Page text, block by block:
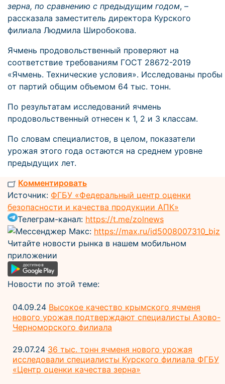
зерна, по сравнению с предыдущим годом, –
рассказала заместитель директора Курского
филиала Людмила Широбокова.
Ячмень продовольственный проверяют на
соответствие требованиям ГОСТ 28672-2019
«Ячмень. Технические условия». Исследованы пробы
от партий общим объемом 64 тыс. тонн.
По результатам исследований ячмень
продовольственный отнесен к 1, 2 и 3 классам.
По словам специалистов, в целом, показатели
урожая этого года остаются на среднем уровне
предыдущих лет.
Комментировать
Источник: ФГБУ «Федеральный центр оценки
безопасности и качества продукции АПК»
Телеграм-канал: https://t.me/zolnews
Мессенджер Макс: https://max.ru/id5008007310_biz
Читайте новости рынка в нашем мобильном
приложении
Новости по этой теме:
04.09.24 Высокое качество крымского ячменя
нового урожая подтверждают специалисты Азово-
Черноморского филиала
29.07.24 36 тыс. тонн ячменя нового урожая
исследовали специалисты Курского филиала ФГБУ
«Центр оценки качества зерна»